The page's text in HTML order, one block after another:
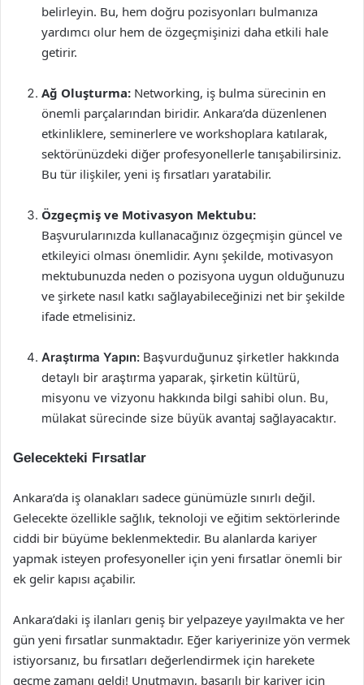
belirleyin. Bu, hem doğru pozisyonları bulmanıza
yardımcı olur hem de özgeçmişinizi daha etkili hale
getirir.
Ağ Oluşturma: Networking, iş bulma sürecinin en
önemli parçalarından biridir. Ankara’da düzenlenen
etkinliklere, seminerlere ve workshoplara katılarak,
sektörünüzdeki diğer profesyonellerle tanışabilirsiniz.
Bu tür ilişkiler, yeni iş fırsatları yaratabilir.
Özgeçmiş ve Motivasyon Mektubu:
Başvurularınızda kullanacağınız özgeçmişin güncel ve
etkileyici olması önemlidir. Aynı şekilde, motivasyon
mektubunuzda neden o pozisyona uygun olduğunuzu
ve şirkete nasıl katkı sağlayabileceğinizi net bir şekilde
ifade etmelisiniz.
Araştırma Yapın: Başvurduğunuz şirketler hakkında
detaylı bir araştırma yaparak, şirketin kültürü,
misyonu ve vizyonu hakkında bilgi sahibi olun. Bu,
mülakat sürecinde size büyük avantaj sağlayacaktır.
Gelecekteki Fırsatlar
Ankara’da iş olanakları sadece günümüzle sınırlı değil.
Gelecekte özellikle sağlık, teknoloji ve eğitim sektörlerinde
ciddi bir büyüme beklenmektedir. Bu alanlarda kariyer
yapmak isteyen profesyoneller için yeni fırsatlar önemli bir
ek gelir kapısı açabilir.
Ankara’daki iş ilanları geniş bir yelpazeye yayılmakta ve her
gün yeni fırsatlar sunmaktadır. Eğer kariyerinize yön vermek
istiyorsanız, bu fırsatları değerlendirmek için harekete
geçme zamanı geldi! Unutmayın, başarılı bir kariyer için